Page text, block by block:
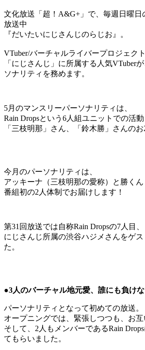
文化放送「超！A&G+」で、毎週日曜日
放送中
『だいたいにじさんじのらじお』。
VTuber/バーチャルライバープロジェクト
「にじさんじ」に所属する人気VTuber
ソナリティを務めます。
5月のマンスリーパーソナリティは、
Rain Dropsという6人組ユニットでの活
「三枝明那」さん、「鈴木勝」さんのお
今月のパーソナリティは、
アッキーナ（三枝明那の愛称）と勝く
番組初の2人体制でお届けします！
第31回放送では自称Rain Dropsの7人目、
にじさんじ所属の渋谷ハジメさんをゲ
た。
●3人のバーチャル地元愛、誰にも負け
パーソナリティとなって初めての放送。
オープニングでは、緊張しつつも、お互
そして、2人もメンバーであるRain
てもらいました。